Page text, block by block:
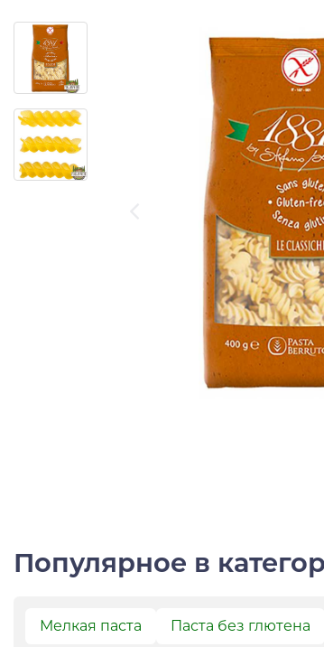
Популярное в
Мелкая паста Паста без глютена